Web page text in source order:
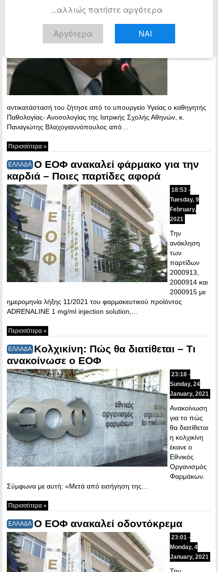
αντικατάστασή του ζήτησε από το υπουργείο Υγείας ο καθηγητής
Παθολογίας- Ανοσολογίας της Ιατρικής Σχολής Αθηνών, κ.
Παναγιώτης Βλαχογιαννόπουλος από…
Περισσότερα »
ΕΛΛΑΔΑ Ο ΕΟΦ ανακαλεί φάρμακο για την
καρδιά – Ποιες παρτίδες αφορά
18:53 -
Tuesday, 9
February,
2021
Την
ανάκληση
των
παρτίδων
2000913,
2000914 και
2000915 με
ημερομηνία λήξης 11/2021 του φαρμακευτικού προϊόντος
ADRENALINE 1 mg/ml injection solution,…
Περισσότερα »
ΕΛΛΑΔΑ Κολχικίνη: Πώς θα διατίθεται – Τι
ανακοίνωσε ο ΕΟΦ
23:18 -
Sunday, 24
January, 2021
Ανακοίνωση
για το πώς
θα διατίθεται
η κολχικίνη
έκανε ο
Εθνικός
Οργανισμός
Φαρμάκων.
Σύμφωνα με αυτή: «Μετά από εισήγηση της…
Περισσότερα »
ΕΛΛΑΔΑ Ο ΕΟΦ ανακαλεί οδοντόκρεμα
23:01 -
Monday, 4
January, 2021
...αλλιώς πατήστε αργότερα
Αργότερα ΝΑΙ